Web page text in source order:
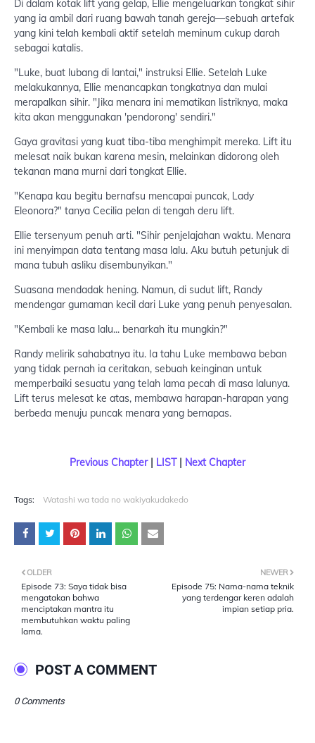
Di dalam kotak lift yang gelap, Ellie mengeluarkan tongkat sihir
yang ia ambil dari ruang bawah tanah gereja—sebuah artefak
yang kini telah kembali aktif setelah meminum cukup darah
sebagai katalis.
"Luke, buat lubang di lantai," instruksi Ellie. Setelah Luke
melakukannya, Ellie menancapkan tongkatnya dan mulai
merapalkan sihir. "Jika menara ini mematikan listriknya, maka
kita akan menggunakan 'pendorong' sendiri."
Gaya gravitasi yang kuat tiba-tiba menghimpit mereka. Lift itu
melesat naik bukan karena mesin, melainkan didorong oleh
tekanan mana murni dari tongkat Ellie.
"Kenapa kau begitu bernafsu mencapai puncak, Lady
Eleonora?" tanya Cecilia pelan di tengah deru lift.
Ellie tersenyum penuh arti. "Sihir penjelajahan waktu. Menara
ini menyimpan data tentang masa lalu. Aku butuh petunjuk di
mana tubuh asliku disembunyikan."
Suasana mendadak hening. Namun, di sudut lift, Randy
mendengar gumaman kecil dari Luke yang penuh penyesalan.
"Kembali ke masa lalu... benarkah itu mungkin?"
Randy melirik sahabatnya itu. Ia tahu Luke membawa beban
yang tidak pernah ia ceritakan, sebuah keinginan untuk
memperbaiki sesuatu yang telah lama pecah di masa lalunya.
Lift terus melesat ke atas, membawa harapan-harapan yang
berbeda menuju puncak menara yang bernapas.
Previous Chapter| LIST | Next Chapter
Tags: Watashi wa tada no wakiyakudakedo
NEWER
Episode 75: Nama-nama teknik
yang terdengar keren adalah
impian setiap pria.
OLDER
Episode 73: Saya tidak bisa
mengatakan bahwa
menciptakan mantra itu
membutuhkan waktu paling
lama.
POST A COMMENT
0 Comments